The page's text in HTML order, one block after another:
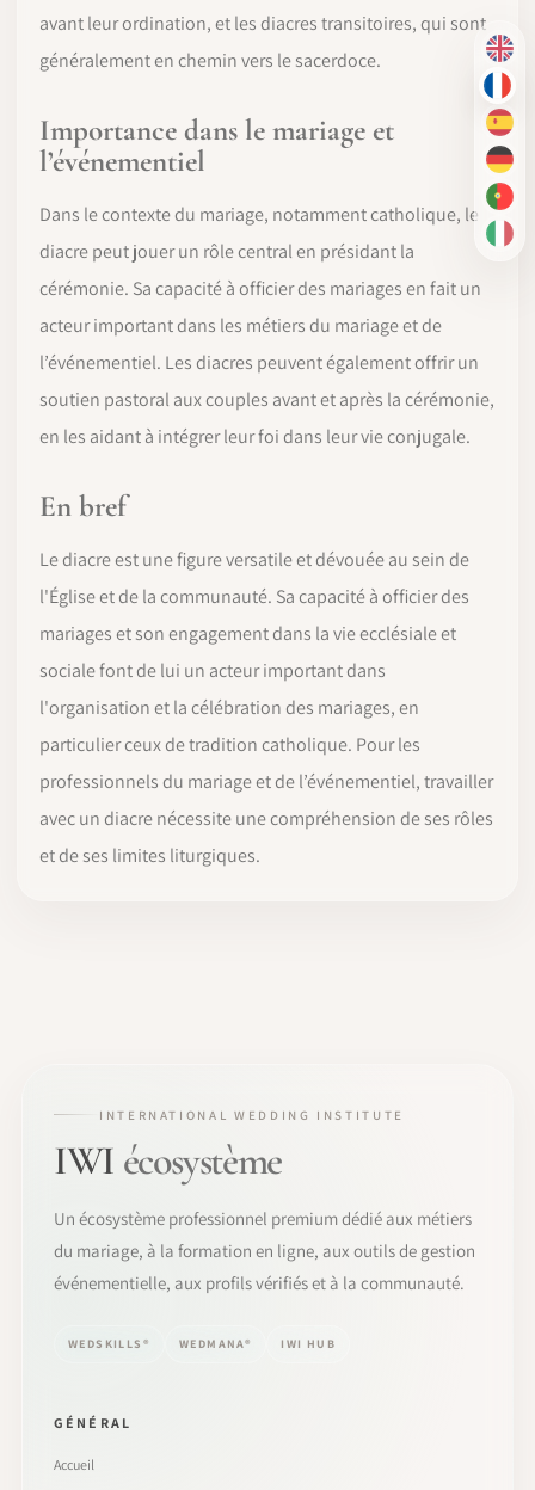
EN
FR
ES
DE
PT-
IT
avant leur ordination, et les diacres transitoires, qui sont
généralement en chemin vers le sacerdoce.
Importance dans le mariage et
l’événementiel
Dans le contexte du mariage, notamment catholique, le
diacre peut jouer un rôle central en présidant la
cérémonie. Sa capacité à officier des mariages en fait un
acteur important dans les métiers du mariage et de
l’événementiel. Les diacres peuvent également offrir un
soutien pastoral aux couples avant et après la cérémonie,
en les aidant à intégrer leur foi dans leur vie conjugale.
En bref
Le diacre est une figure versatile et dévouée au sein de
l'Église et de la communauté. Sa capacité à officier des
mariages et son engagement dans la vie ecclésiale et
sociale font de lui un acteur important dans
l'organisation et la célébration des mariages, en
particulier ceux de tradition catholique. Pour les
professionnels du mariage et de l’événementiel, travailler
avec un diacre nécessite une compréhension de ses rôles
et de ses limites liturgiques.
INTERNATIONAL WEDDING INSTITUTE
IWI écosystème
Un écosystème professionnel premium dédié aux métiers
du mariage, à la formation en ligne, aux outils de gestion
événementielle, aux profils vérifiés et à la communauté.
WEDSKILLS® WEDMANA® IWI HUB
GÉNÉRAL
Accueil